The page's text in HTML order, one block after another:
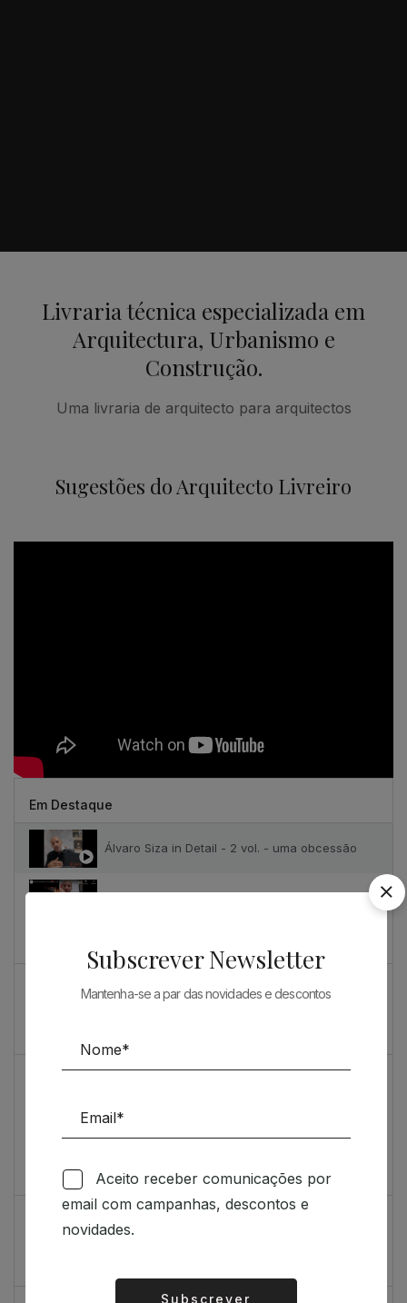
Livraria técnica especializada em
Arquitectura, Urbanismo e
Construção.
Uma livraria de arquitecto para arquitectos
Sugestões do Arquitecto Livreiro
Em Destaque
Álvaro Siza in Detail - 2 vol. - uma obcessão
O máximo rigor
PRENDA ESPECIAL PARA ARQUITECTOS 2023
Feedback
Índice de satisfação inédito
Subscrever Newsletter
Mantenha-se a par das novidades e descontos
Aceito receber comunicações por
email com campanhas, descontos e
novidades.
Subscrever